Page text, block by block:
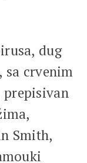
dug
sa crvenim
prepisivan
Smith,